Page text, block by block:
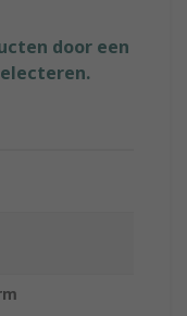
door een